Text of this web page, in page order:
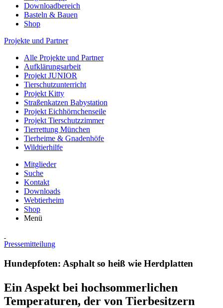
Downloadbereich
Basteln & Bauen
Shop
Projekte und Partner
Alle Projekte und Partner
Aufklärungsarbeit
Projekt JUNIOR
Tierschutzunterricht
Projekt Kitty
Straßenkatzen Babystation
Projekt Eichhörnchenseile
Projekt Tierschutzzimmer
Tierrettung München
Tierheime & Gnadenhöfe
Wildtierhilfe
Mitglieder
Suche
Kontakt
Downloads
Webtierheim
Shop
Menü
Pressemitteilung
Hundepfoten: Asphalt so heiß wie Herdplatten
Ein Aspekt bei hochsommerlichen
Temperaturen, der von Tierbesitzern